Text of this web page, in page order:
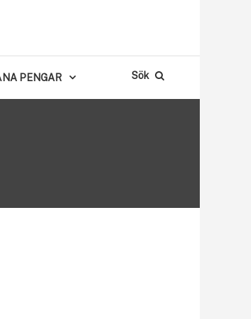
PENGAR Sök